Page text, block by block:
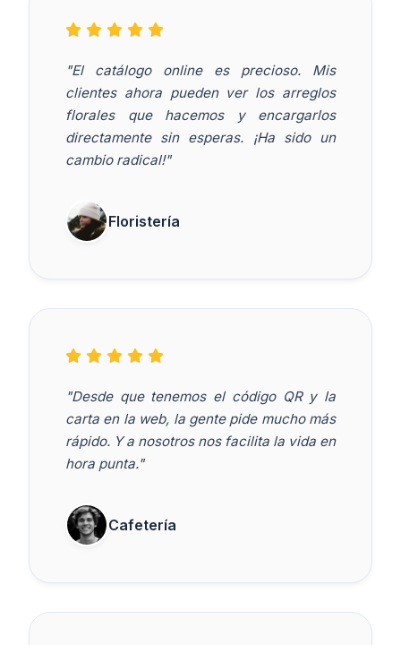
"El catálogo online es precioso. Mis
clientes ahora pueden ver los arreglos
florales que hacemos y encargarlos
directamente sin esperas. ¡Ha sido un
cambio radical!"
Floristería
"Desde que tenemos el código QR y la
carta en la web, la gente pide mucho más
rápido. Y a nosotros nos facilita la vida en
hora punta."
Cafetería